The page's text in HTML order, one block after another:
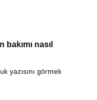
nasıl
yazısını görmek